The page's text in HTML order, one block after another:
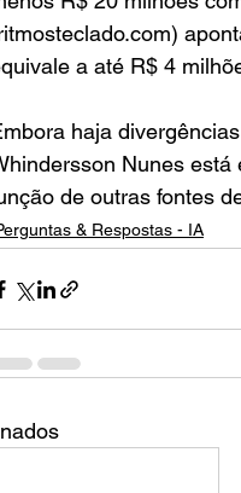
a até R$ 4
haja
Nunes está
de outras fontes
& Respostas - IA